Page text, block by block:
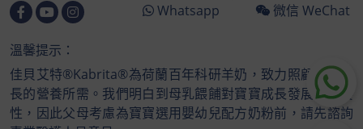
Whatsapp
微信 WeChat
溫馨提示：
佳貝艾特®Kabrita®為荷蘭百年科研羊奶，致力照顧寶寶成
長的營養所需。我們明白到母乳餵餔對寶寶成長發展的重要
性，因此父母考慮為寶寶選用嬰幼兒配方奶粉前，請先諮詢